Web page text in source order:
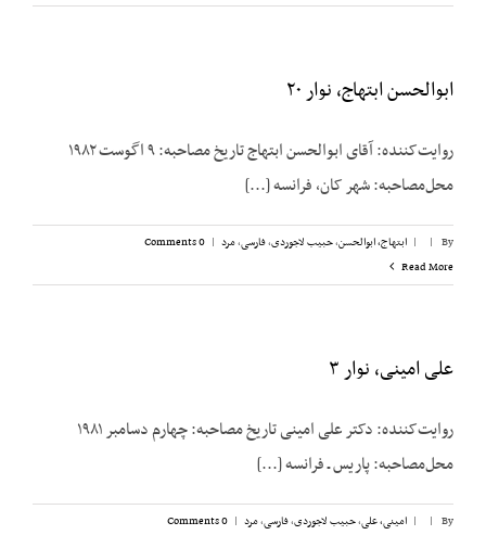
ابوالحسن ابتهاج، نوار ۲۰
روایت‌کننده: آقای ابوالحسن ابتهاج تاریخ مصاحبه: ۹ اگوست ۱۹۸۲
محل‌مصاحبه: شهر کان، فرانسه [...]
By
|
| ابتهاج، ابوالحسن,حبیب لاجوردی,فارسی,مرد |
0 Comments
Read More
علی امینی، نوار ۳
روایت‌کننده: دکتر علی امینی تاریخ مصاحبه: چهارم دسامبر ۱۹۸۱
محل‌مصاحبه: پاریس ـ فرانسه [...]
By
|
| امینی، علی,حبیب لاجوردی,فارسی,مرد |
0 Comments